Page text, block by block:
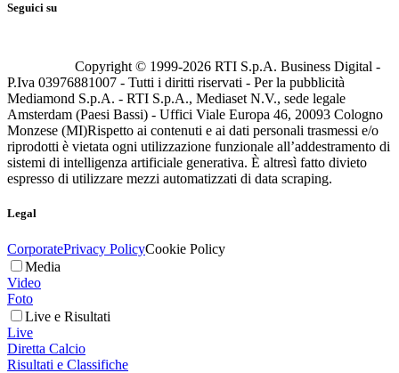
Seguici su
Copyright © 1999-2026 RTI S.p.A. Business Digital -
P.Iva 03976881007 - Tutti i diritti riservati - Per la pubblicità
Mediamond S.p.A. - RTI S.p.A., Mediaset N.V., sede legale
Amsterdam (Paesi Bassi) - Uffici Viale Europa 46, 20093 Cologno
Monzese (MI)Rispetto ai contenuti e ai dati personali trasmessi e/o
riprodotti è vietata ogni utilizzazione funzionale all’addestramento di
sistemi di intelligenza artificiale generativa. È altresì fatto divieto
espresso di utilizzare mezzi automatizzati di data scraping.
Legal
CorporatePrivacy PolicyCookie Policy
Media
Video
Foto
Live e Risultati
Live
Diretta Calcio
Risultati e Classifiche